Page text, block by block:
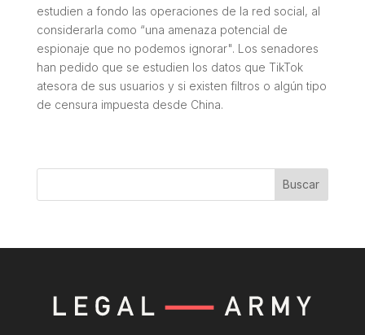
estudien a fondo las operaciones de la red social, al
considerarla como “una amenaza potencial de
espionaje que no podemos ignorar". Los senadores
han pedido que se estudien los datos que TikTok
atesora de sus usuarios y si existen filtros o algún tipo
de censura impuesta desde China.
Buscar